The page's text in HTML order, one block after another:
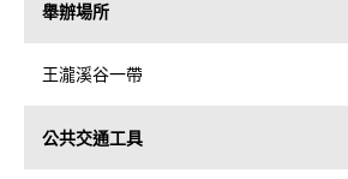
舉辦場所
王瀧溪谷一帶
公共交通工具